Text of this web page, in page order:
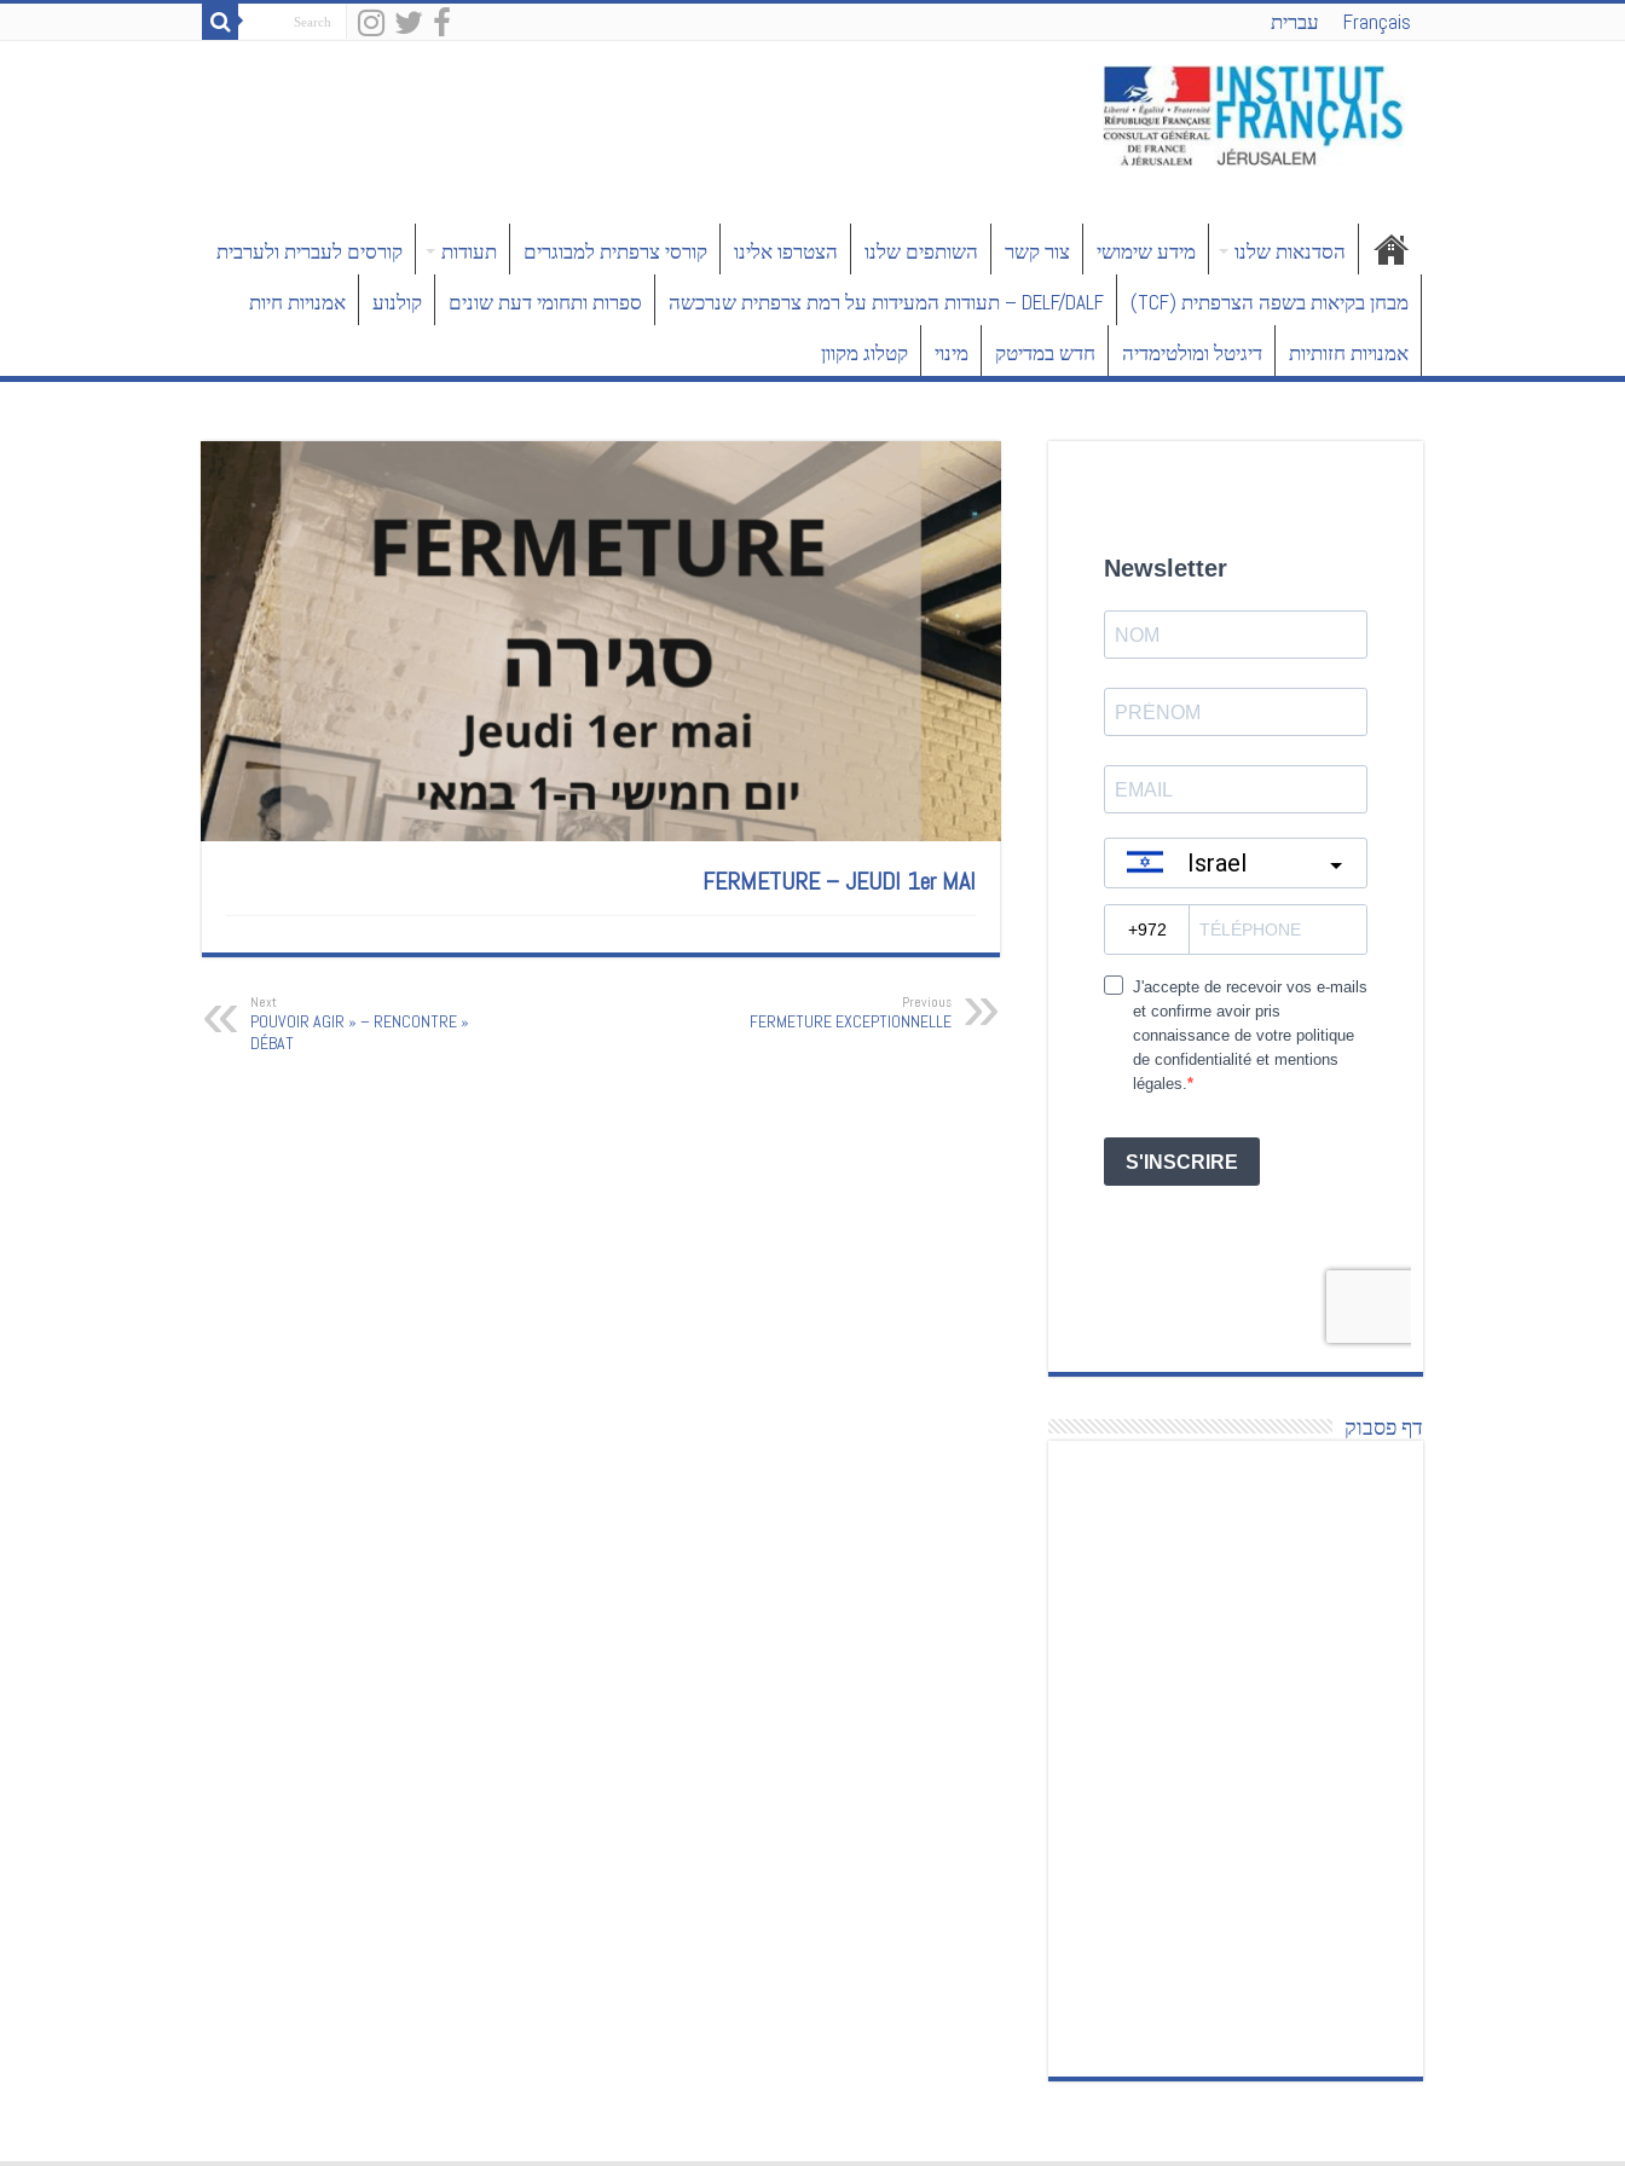
Français עברית
הסדנאות שלנו מידע שימושי צור קשר השותפים שלנו הצטרפו אלינו קורסי צרפתית למבוגרים תעודות
קורסים לעברית ולערבית
מבחן בקיאות בשפה הצרפתית (TCF)
DELF/DALF – תעודות המעידות על רמת צרפתית שנרכשה ספרות ותחומי דעת שונים קולנוע
אמנויות חיות
אמנויות חזותיות
דיגיטל ומולטימדיה חדש במדיטק מינוי קטלוג מקוון
FERMETURE – JEUDI 1er MAI
Previous
FERMETURE EXCEPTIONNELLE
Next
« POUVOIR AGIR » – RENCONTRE
DÉBAT
דף פסבוק